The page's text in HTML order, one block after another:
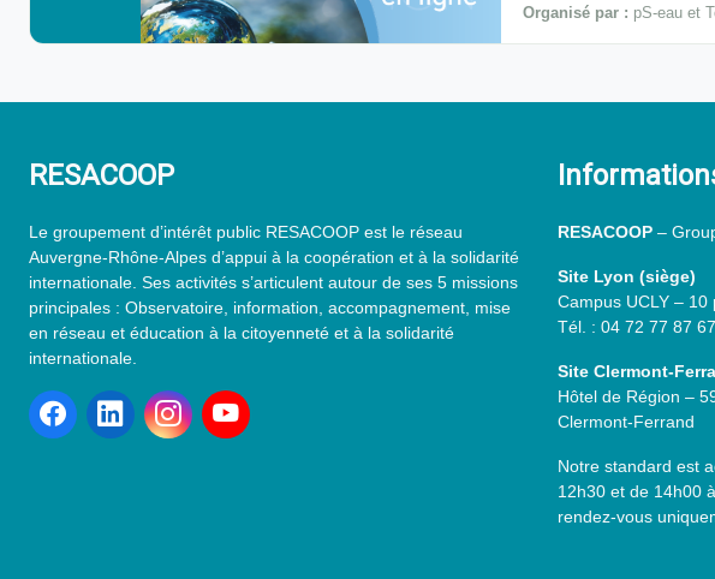
Organisé par : pS-eau et
RESACOOP
Le groupement d’intérêt public RESACOOP est le réseau
Auvergne-Rhône-Alpes d’appui à la coopération et à la solidarité
internationale. Ses activités s’articulent autour de ses 5 missions
principales : Observatoire, information, accompagnement, mise
en réseau et éducation à la citoyenneté et à la solidarité
internationale.
RESACOOP –
Site Lyon (siège)
Campus UCLY – 10
Tél. : 04 72 77 87
Site Clermont-
Hôtel de Région –
Clermont-Ferrand
Notre standard est
12h30 et de 14h00
rendez-vous